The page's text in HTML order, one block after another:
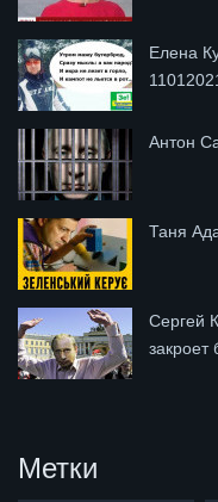
Елена
Антон
Таня
Сергей
закроет
Метки